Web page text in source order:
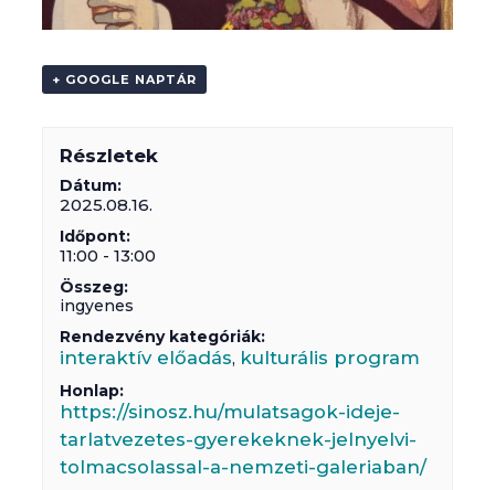
+ GOOGLE NAPTÁR
Részletek
Dátum:
2025.08.16.
Időpont:
11:00 - 13:00
Összeg:
ingyenes
Rendezvény kategóriák:
interaktív előadás, kulturális program
Honlap:
https://sinosz.hu/mulatsagok-ideje-
tarlatvezetes-gyerekeknek-jelnyelvi-
tolmacsolassal-a-nemzeti-galeriaban/